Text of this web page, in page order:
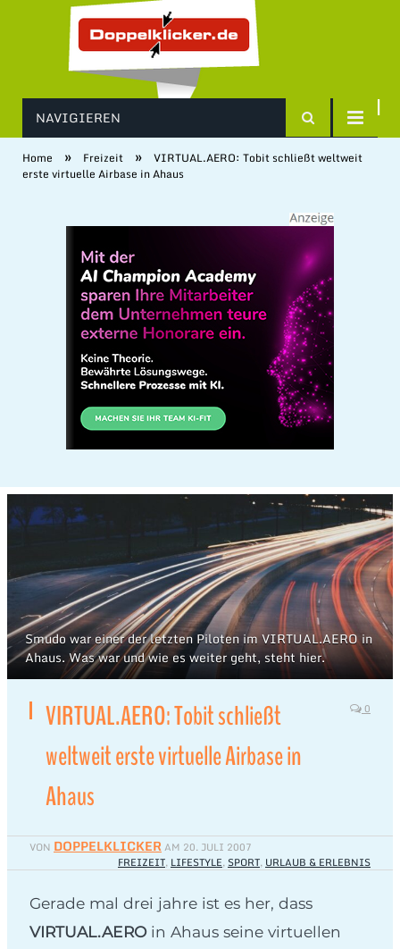
NAVIGIEREN
Home » Freizeit »
VIRTUAL.AERO: Tobit schließt weltweit
erste virtuelle Airbase in Ahaus
Smudo war einer der letzten Piloten im VIRTUAL.AERO in
Ahaus. Was war und wie es weiter geht, steht hier.
VIRTUAL.AERO: Tobit schließt
weltweit erste virtuelle Airbase in
Ahaus
0
VON DOPPELKLICKERAM 20. JULI 2007
FREIZEIT, LIFESTYLE, SPORT, URLAUB & ERLEBNIS
Gerade mal drei jahre ist es her, dass
VIRTUAL.AEROin Ahaus seine virtuellen